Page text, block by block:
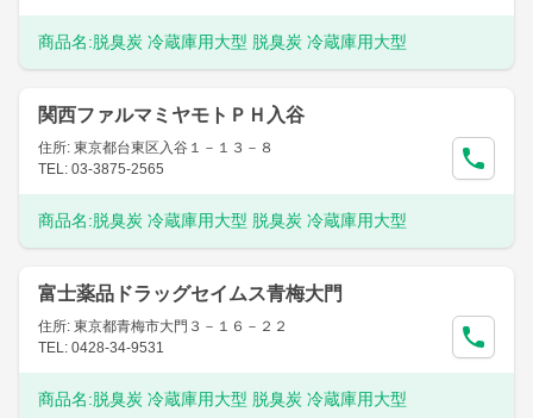
商品名:脱臭炭 冷蔵庫用大型 脱臭炭 冷蔵庫用大型
関西ファルマミヤモトＰＨ入谷
住所: 東京都台東区入谷１－１３－８
TEL: 03-3875-2565
商品名:脱臭炭 冷蔵庫用大型 脱臭炭 冷蔵庫用大型
富士薬品ドラッグセイムス青梅大門
住所: 東京都青梅市大門３－１６－２２
TEL: 0428-34-9531
商品名:脱臭炭 冷蔵庫用大型 脱臭炭 冷蔵庫用大型